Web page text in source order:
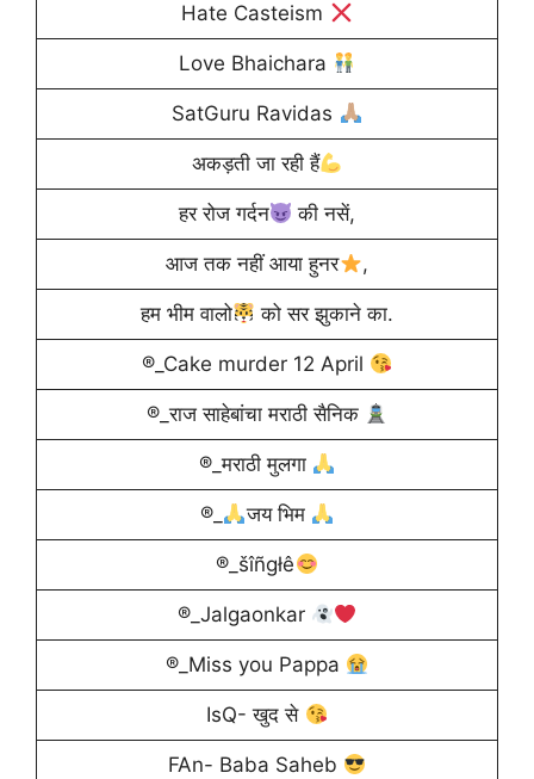
Hate Casteism
Love Bhaichara
SatGuru Ravidas
अकड़ती जा रही हैं
हर रोज गर्दन की नसें,
आज तक नहीं आया हुनर ,
हम भीम वालो को सर झुकाने का.
®_Cake murder 12 April
®_राज साहेबांचा मराठी सैनिक
®_मराठी मुलगा
®_ जय भिम
®_šîñgłê
®_Jalgaonkar
®_Miss you Pappa
IsQ- खुद से
FAn- Baba Saheb